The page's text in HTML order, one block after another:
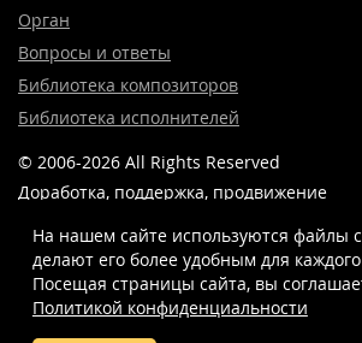
Орган
Вопросы и ответы
Библиотека композиторов
Библиотека исполнителей
© 2006-2026 All Rights Reserved
Доработка, поддержка, продвижение
8 (499) 923-22-78
На нашем сайте используются файлы
делают его более удобным для
Посещая страницы сайта, вы
Политикой конфиденциальности